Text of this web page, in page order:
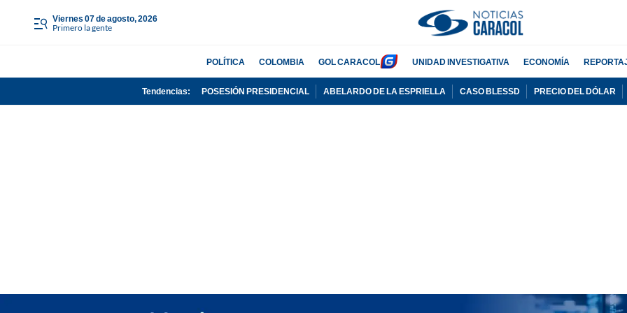
viernes 07 de agosto, 2026
Primero la gente
POLÍTICA COLOMBIA GOL CARACOL UNIDAD INVESTIGATIVA ECONOMÍA
Tendencias: POSESIÓN PRESIDENCIAL ABELARDO DE LA ESPRIELLA CASO BLESSD PRECIO DEL DÓLAR